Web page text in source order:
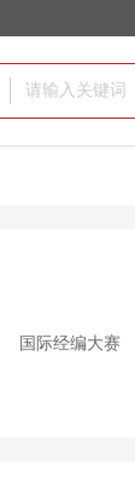
国际经编大赛